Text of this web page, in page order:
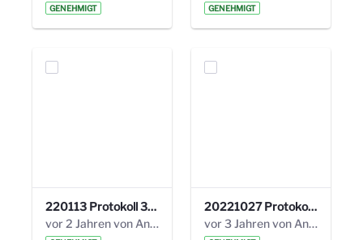
GENEHMIGT GENEHMIGT
220113 Protokoll 32. Steuerungskreis.pdf
vor 2 Jahren von Anni Schlumberger
20221027 Protokoll 34. Steuerungskreis.pdf
vor 3 Jahren von Anni Schlumberger